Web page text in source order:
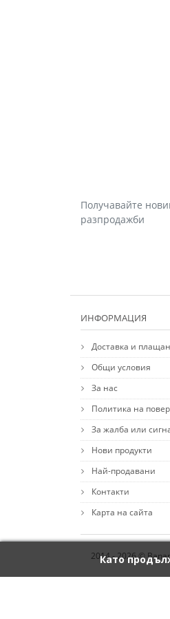
Като
Получавайте
разпродажби
ИНФОРМАЦИЯ
Доставка и
Общи условия
За нас
Политика на
За жалба или
Нови продукти
Най-продавани
Контакти
Карта на сайта
2014 - 2026 ©